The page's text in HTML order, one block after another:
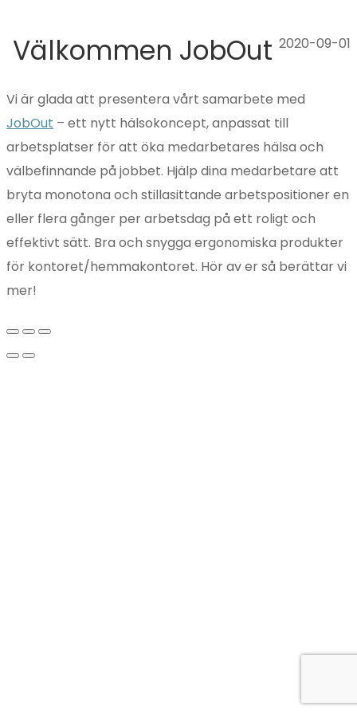
2020-09-01
Välkommen JobOut
Vi är glada att presentera vårt samarbete med
JobOut – ett nytt hälsokoncept, anpassat till
arbetsplatser för att öka medarbetares hälsa och
välbefinnande på jobbet. Hjälp dina medarbetare att
bryta monotona och stillasittande arbetspositioner en
eller flera gånger per arbetsdag på ett roligt och
effektivt sätt. Bra och snygga ergonomiska produkter
för kontoret/hemmakontoret. Hör av er så berättar vi
mer!